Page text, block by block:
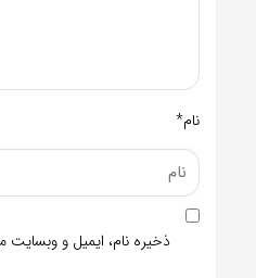
نام*
ذخیره نام، ایمیل و